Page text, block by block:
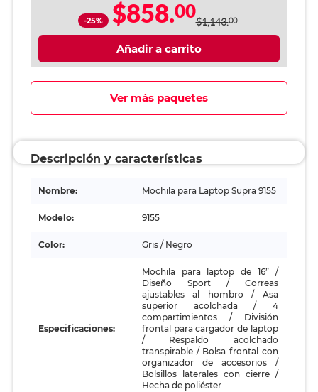
-25% $858.00$1,143.00
Añadir a carrito
Ver más paquetes
Descripción y características
Nombre: Mochila para Laptop Supra 9155
Modelo: 9155
Color: Gris / Negro
Especificaciones:
Mochila para laptop de 16” /
Diseño Sport / Correas
ajustables al hombro / Asa
superior acolchada / 4
compartimientos / División
frontal para cargador de laptop
/ Respaldo acolchado
transpirable / Bolsa frontal con
organizador de accesorios /
Bolsillos laterales con cierre /
Hecha de poliéster